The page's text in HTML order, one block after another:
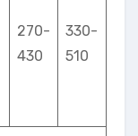
270-
430
330-
510